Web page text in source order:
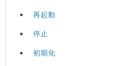
再起動
停止
初期化